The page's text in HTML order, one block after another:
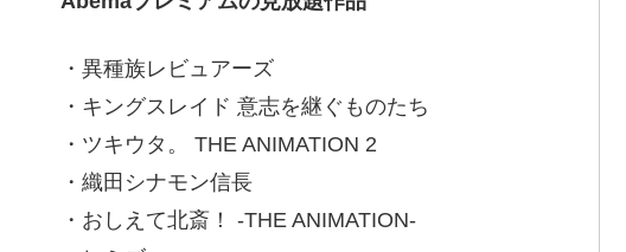
・異種族レビュアーズ
・キングスレイド 意志を継ぐものたち
・ツキウタ。 THE ANIMATION 2
・織田シナモン信長
・おしえて北斎！ -THE ANIMATION-